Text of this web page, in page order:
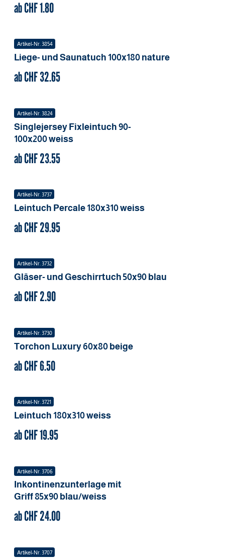
ab CHF1.80
Artikel-Nr. 3854
Liege- und Saunatuch 100x180 nature
ab CHF32.65
Artikel-Nr. 3824
Singlejersey Fixleintuch 90-
100x200weiss
ab CHF23.55
Artikel-Nr. 3737
Leintuch Percale180x310weiss
ab CHF29.95
Artikel-Nr. 3732
Gläser- und Geschirrtuch 50x90 blau
ab CHF2.90
Artikel-Nr. 3730
Torchon Luxury 60x80 beige
ab CHF6.50
Artikel-Nr. 3721
Leintuch 180x310weiss
ab CHF19.95
Artikel-Nr. 3706
Inkontinenzunterlage mit
Griff85x90 blau/weiss
ab CHF24.00
Artikel-Nr. 3707